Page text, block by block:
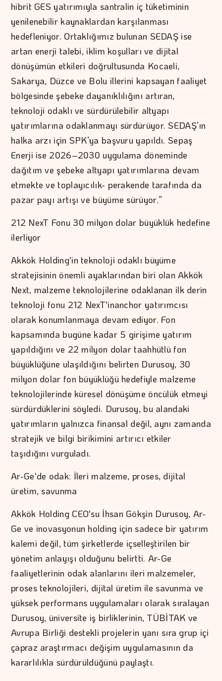
hibrit GES yatırımıyla santralin iç tüketiminin
yenilenebilir kaynaklardan karşılanması
hedefleniyor. Ortaklığımız bulunan SEDAŞ ise
artan enerji talebi, iklim koşulları ve dijital
dönüşümün etkileri doğrultusunda Kocaeli,
Sakarya, Düzce ve Bolu illerini kapsayan faaliyet
bölgesinde şebeke dayanıklılığını artıran,
teknoloji odaklı ve sürdürülebilir altyapı
yatırımlarına odaklanmayı sürdürüyor. SEDAŞ’ın
halka arzı için SPK’ya başvuru yapıldı. Sepaş
Enerji ise 2026–2030 uygulama döneminde
dağıtım ve şebeke altyapı yatırımlarına devam
etmekte ve toplayıcılık- perakende tarafında da
pazar payı artışı ve büyüme sürüyor.”
212 NexT Fonu 30 milyon dolar büyüklük hedefine
ilerliyor
Akkök Holding'in teknoloji odaklı büyüme
stratejisinin önemli ayaklarından biri olan Akkök
Next, malzeme teknolojilerine odaklanan ilk derin
teknoloji fonu 212 NexT'inanchor yatırımcısı
olarak konumlanmaya devam ediyor. Fon
kapsamında bugüne kadar 5 girişime yatırım
yapıldığını ve 22 milyon dolar taahhütlü fon
büyüklüğüne ulaşıldığını belirten Durusoy, 30
milyon dolar fon büyüklüğü hedefiyle malzeme
teknolojilerinde küresel dönüşüme öncülük etmeyi
sürdürdüklerini söyledi. Durusoy, bu alandaki
yatırımların yalnızca finansal değil, aynı zamanda
stratejik ve bilgi birikimini artırıcı etkiler
taşıdığını vurguladı.
Ar-Ge'de odak: İleri malzeme, proses, dijital
üretim, savunma
Akkök Holding CEO'su İhsan Gökşin Durusoy, Ar-
Ge ve inovasyonun holding için sadece bir yatırım
kalemi değil, tüm şirketlerde içselleştirilen bir
yönetim anlayışı olduğunu belirtti. Ar-Ge
faaliyetlerinin odak alanlarını ileri malzemeler,
proses teknolojileri, dijital üretim ile savunma ve
yüksek performans uygulamaları olarak sıralayan
Durusoy, üniversite iş birliklerinin, TÜBİTAK ve
Avrupa Birliği destekli projelerin yanı sıra grup içi
çapraz araştırmacı değişim uygulamasının da
kararlılıkla sürdürüldüğünü paylaştı.